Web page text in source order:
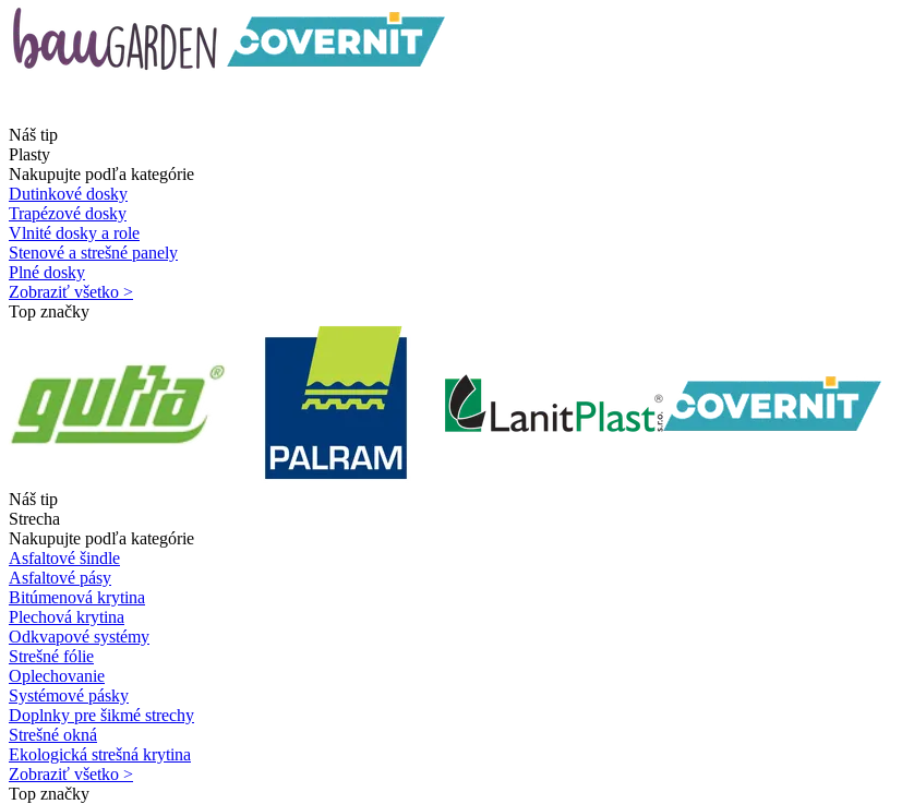
Náš tip
Plasty
Nakupujte podľa kategórie
Dutinkové dosky
Trapézové dosky
Vlnité dosky a role
Stenové a strešné panely
Plné dosky
Zobraziť všetko >
Top značky
Náš tip
Strecha
Nakupujte podľa kategórie
Asfaltové šindle
Asfaltové pásy
Bitúmenová krytina
Plechová krytina
Odkvapové systémy
Strešné fólie
Oplechovanie
Systémové pásky
Doplnky pre šikmé strechy
Strešné okná
Ekologická strešná krytina
Zobraziť všetko >
Top značky